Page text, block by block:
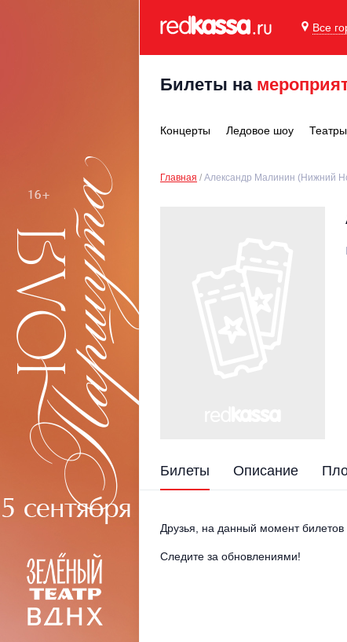
Все
Билеты на
Концерты Ледовое шоу Театры
Главная Александр Малинин (Нижний
Билеты Описание
Друзья, на данный момент
Следите за обновлениями!